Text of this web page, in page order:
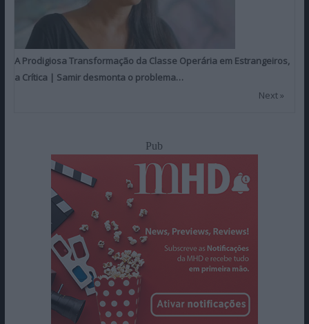
A Prodigiosa Transformação da Classe Operária em Estrangeiros,
a Crítica | Samir desmonta o problema…
Next »
Pub